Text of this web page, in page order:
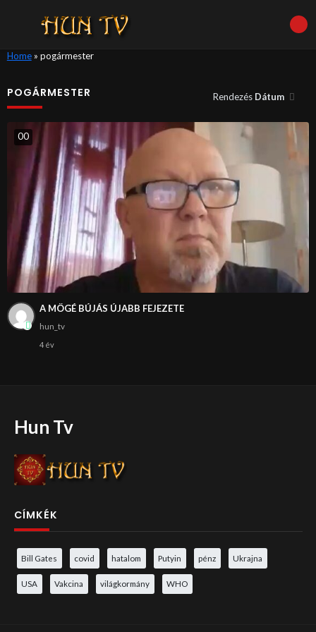
Home» pogármester
POGÁRMESTER Rendezés Dátum
00
A MÖGÉ BÚJÁS ÚJABB FEJEZETE
hun_tv
4 év
Hun Tv
CÍMKÉK
Bill Gates covid hatalom Putyin pénz Ukrajna
USA Vakcina világkormány WHO